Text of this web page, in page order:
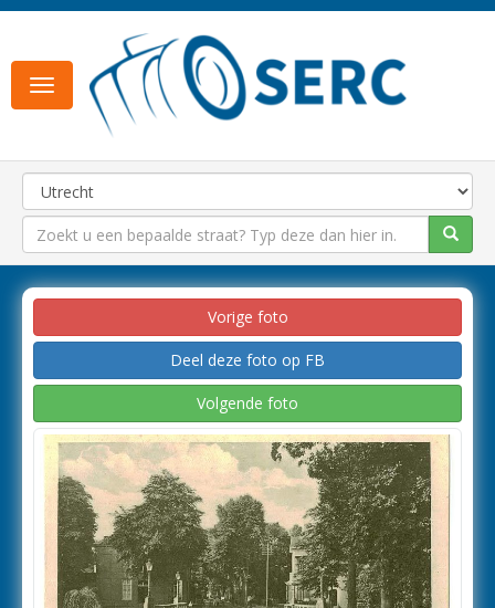
Toggle
navigation
Vorige foto
Deel deze foto op FB
Volgende foto